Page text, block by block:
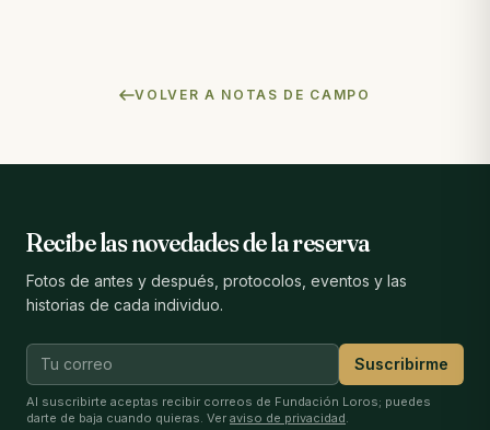
VOLVER A NOTAS DE CAMPO
Recibe las novedades de la reserva
Fotos de antes y después, protocolos, eventos y las
historias de cada individuo.
Suscribirme
Al suscribirte aceptas recibir correos de Fundación Loros; puedes
darte de baja cuando quieras. Ver aviso de privacidad.